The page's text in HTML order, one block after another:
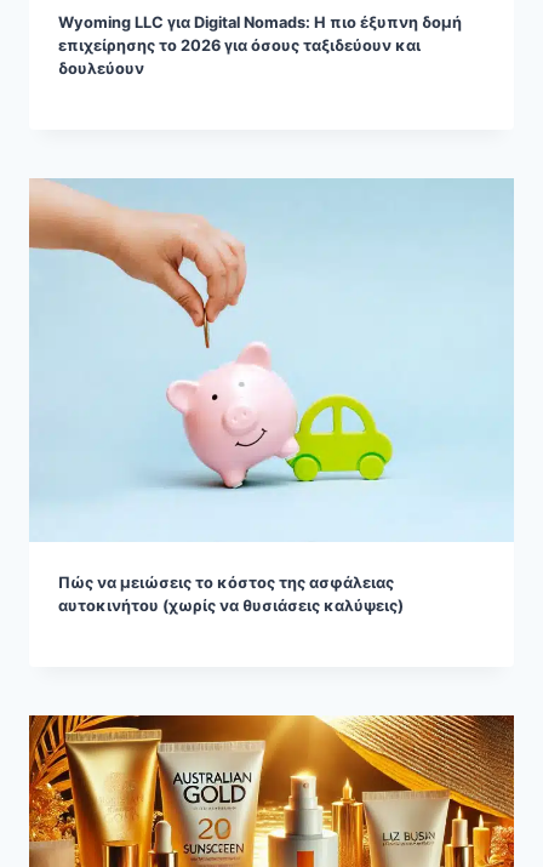
Wyoming LLC για Digital Nomads: Η πιο έξυπνη δομή
επιχείρησης το 2026 για όσους ταξιδεύουν και
δουλεύουν
Πώς να μειώσεις το κόστος της ασφάλειας
αυτοκινήτου (χωρίς να θυσιάσεις καλύψεις)